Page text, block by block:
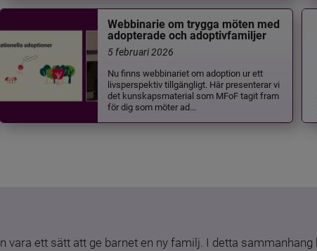
Webbinarie om trygga möten med
adopterade och adoptivfamiljer
5 februari 2026
Nu finns webbinariet om adoption ur ett
livsperspektiv tillgängligt. Här presenterar vi
det kunskapsmaterial som MFoF tagit fram
för dig som möter ad...
ett sätt att ge barnet en ny familj. I detta